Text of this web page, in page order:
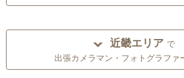
近畿エリア で
出張カメラマン・フォトグラファ